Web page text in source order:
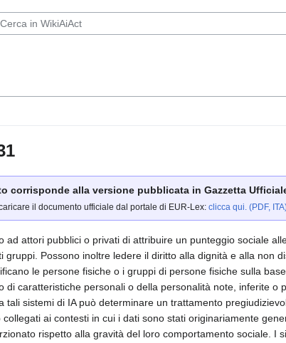
corrisponde alla versione pubblicata in Gazzetta
il documento ufficiale dal portale di EUR-Lex: clicca qui. (PDF,
ad attori pubblici o privati di attribuire un punteggio sociale
gruppi. Possono inoltre ledere il diritto alla dignità e alla non
le persone fisiche o i gruppi di persone fisiche sulla
di caratteristiche personali o della personalità note, inferite o
tali sistemi di IA può determinare un trattamento
ai contesti in cui i dati sono stati originariamente
rispetto alla gravità del loro comportamento sociale. I